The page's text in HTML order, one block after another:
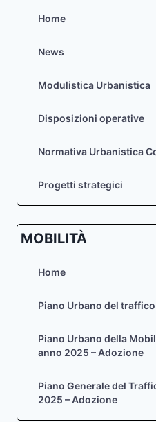
Home
News
Modulistica Urbanistica
Disposizioni operative
Normativa Urbanistica
Progetti strategici
MOBILITÀ
Home
Piano Urbano del traffico
Piano Urbano della
anno 2025 – Adozione
Piano Generale del
2025 – Adozione